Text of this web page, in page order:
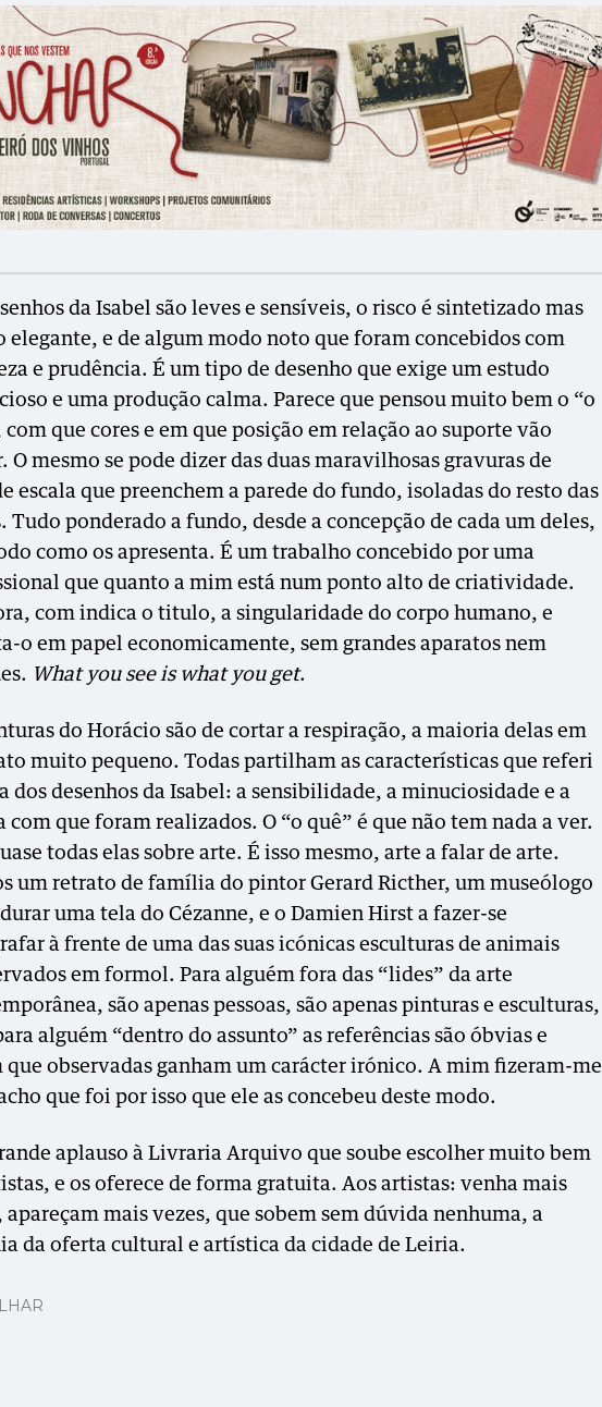
da Isabel são leves e sensíveis, o risco é sintetizado mas
elegante, e de algum modo noto que foram concebidos com
e prudência. É um tipo de desenho que exige um estudo
e uma produção calma. Parece que pensou muito bem o “o
com que cores e em que posição em relação ao suporte vão
O mesmo se pode dizer das duas maravilhosas gravuras de
escala que preenchem a parede do fundo, isoladas do resto das
Tudo ponderado a fundo, desde a concepção de cada um deles,
como os apresenta. É um trabalho concebido por uma
que quanto a mim está num ponto alto de criatividade.
com indica o titulo, a singularidade do corpo humano, e
o em papel economicamente, sem grandes aparatos nem
What you see is what you get.
do Horácio são de cortar a respiração, a maioria delas em
muito pequeno. Todas partilham as características que referi
dos desenhos da Isabel: a sensibilidade, a minuciosidade e a
com que foram realizados. O “o quê” é que não tem nada a ver.
todas elas sobre arte. É isso mesmo, arte a falar de arte.
um retrato de família do pintor Gerard Ricther, um museólogo
uma tela do Cézanne, e o Damien Hirst a fazer-se
à frente de uma das suas icónicas esculturas de animais
em formol. Para alguém fora das “lides” da arte
são apenas pessoas, são apenas pinturas e esculturas,
alguém “dentro do assunto” as referências são óbvias e
que observadas ganham um carácter irónico. A mim fizeram-me
que foi por isso que ele as concebeu deste modo.
aplauso à Livraria Arquivo que soube escolher muito bem
e os oferece de forma gratuita. Aos artistas: venha mais
apareçam mais vezes, que sobem sem dúvida nenhuma, a
da oferta cultural e artística da cidade de Leiria.